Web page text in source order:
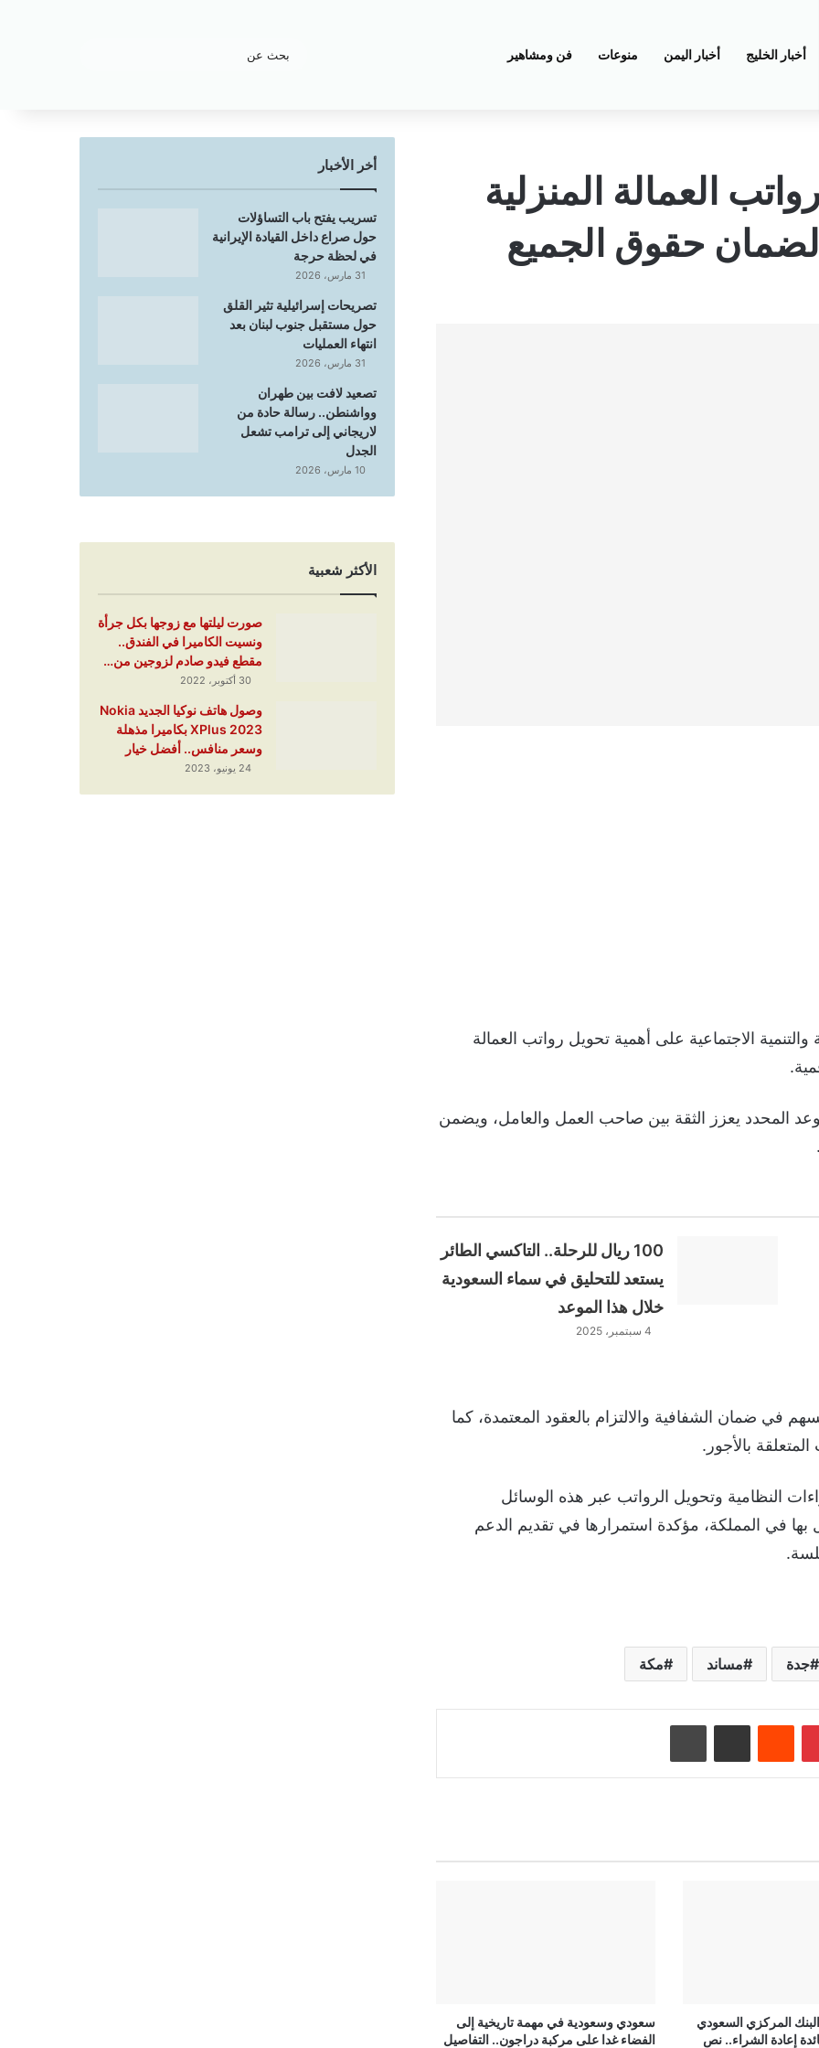
أخبار الخليج أخبار اليمن منوعات فن ومشاهير
العمالة المنزلية
حقوق الجميع
الاجتماعية على أهمية تحويل رواتب العمالة
المحدد يعزز الثقة بين صاحب العمل والعامل، ويضمن
100 ريال للرحلة.. التاكسي الطائر
يستعد للتحليق في سماء السعودية
خلال هذا الموعد
4 سبتمبر، 2025
ضمان الشفافية والالتزام بالعقود المعتمدة، كما
بالأجور.
النظامية وتحويل الرواتب عبر هذه الوسائل
بها في المملكة، مؤكدة استمرارها في تقديم الدعم
جدة مساند مكة
بينتيريست
المركزي السعودي
إعادة الشراء.. نص
سعودي وسعودية في مهمة تاريخية إلى
الفضاء غدا على مركبة دراجون.. التفاصيل
أخر الأخبار
تسريب يفتح باب التساؤلات
حول صراع داخل القيادة الإيرانية
في لحظة حرجة
31 مارس، 2026
تصريحات إسرائيلية تثير القلق
حول مستقبل جنوب لبنان بعد
انتهاء العمليات
31 مارس، 2026
تصعيد لافت بين طهران
وواشنطن.. رسالة حادة من
لاريجاني إلى ترامب تشعل
الجدل
10 مارس، 2026
الأكثر شعبية
صورت ليلتها مع زوجها بكل جرأة
ونسيت الكاميرا في الفندق..
مقطع فيدو صادم لزوجين من…
30 أكتوبر، 2022
وصول هاتف نوكيا الجديد Nokia
XPlus 2023 بكاميرا مذهلة
وسعر منافس.. أفضل خيار
24 يونيو، 2023